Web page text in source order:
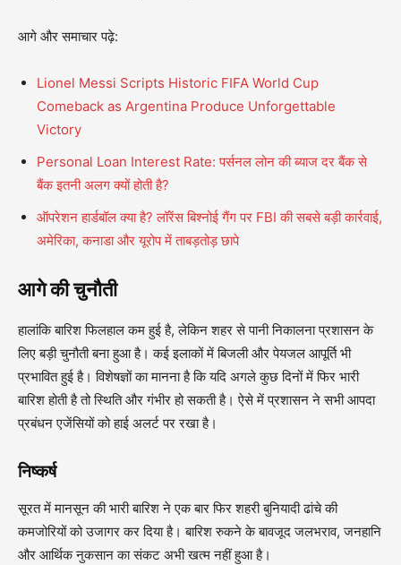
आगे और समाचार पढ़े:
Lionel Messi Scripts Historic FIFA World Cup
Comeback as Argentina Produce Unforgettable
Victory
Personal Loan Interest Rate: पर्सनल लोन की ब्याज दर बैंक से
बैंक इतनी अलग क्यों होती है?
ऑपरेशन हार्डबॉल क्या है? लॉरेंस बिश्नोई गैंग पर FBI की सबसे बड़ी कार्रवाई,
अमेरिका, कनाडा और यूरोप में ताबड़तोड़ छापे
आगे की चुनौती
हालांकि बारिश फिलहाल कम हुई है, लेकिन शहर से पानी निकालना प्रशासन के
लिए बड़ी चुनौती बना हुआ है। कई इलाकों में बिजली और पेयजल आपूर्ति भी
प्रभावित हुई है। विशेषज्ञों का मानना है कि यदि अगले कुछ दिनों में फिर भारी
बारिश होती है तो स्थिति और गंभीर हो सकती है। ऐसे में प्रशासन ने सभी आपदा
प्रबंधन एजेंसियों को हाई अलर्ट पर रखा है।
निष्कर्ष
सूरत में मानसून की भारी बारिश ने एक बार फिर शहरी बुनियादी ढांचे की
कमजोरियों को उजागर कर दिया है। बारिश रुकने के बावजूद जलभराव, जनहानि
और आर्थिक नुकसान का संकट अभी खत्म नहीं हुआ है।